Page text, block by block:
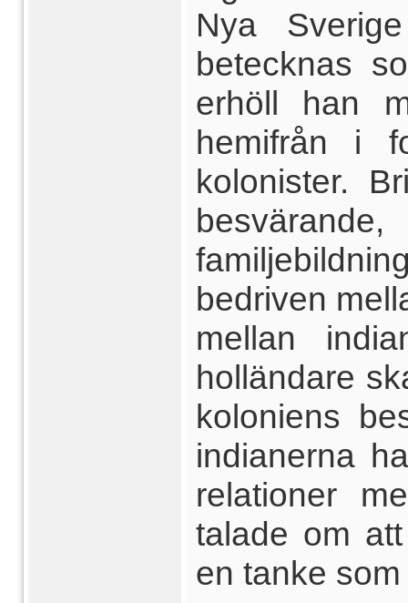
Nya
betecknas
erhöll han
hemifrån i
kolonister.
bedriven
mellan
holländare
koloniens
indianerna
relationer
talade om
en tanke